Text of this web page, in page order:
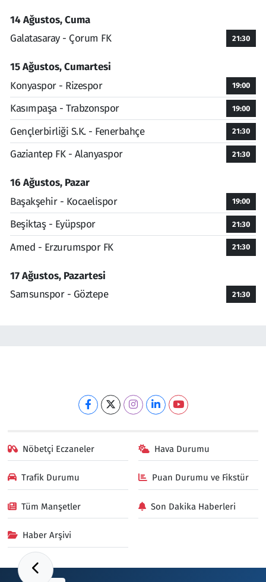
14 Ağustos, Cuma
Galatasaray - Çorum FK
21:30
15 Ağustos, Cumartesi
Konyaspor - Rizespor
19:00
Kasımpaşa - Trabzonspor 19:00
Gençlerbirliği S.K. - Fenerbahçe 21:30
Gaziantep FK - Alanyaspor 21:30
16 Ağustos, Pazar
Başakşehir - Kocaelispor
19:00
Beşiktaş - Eyüpspor 21:30
Amed - Erzurumspor FK 21:30
17 Ağustos, Pazartesi
Samsunspor - Göztepe
21:30
Nöbetçi Eczaneler Hava Durumu
Trafik Durumu Puan Durumu ve Fikstür
Tüm Manşetler Son Dakika Haberleri
Haber Arşivi